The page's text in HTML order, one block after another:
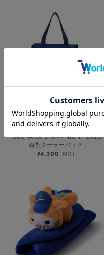
NEW
YOKOHAMA STAR☆NIGHT 2026/
縦型クーラーバッグ
¥4,300 (税込)